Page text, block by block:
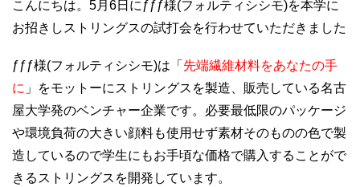
こんにちは。5月6日にƒƒƒ様(フォルティシシモ)を本学に
お招きしストリングスの試打会を行わせていただきました
ƒƒƒ様(フォルティシシモ)は 「 先端繊維材料をあなたの手
に 」
をモットーにストリングスを製造、販売している名古
屋大学発のベンチャー企業です。必要最低限のパッケージ
や環境負荷の大きい顔料も使用せず素材そのものの色で製
造しているので学生にもお手頃な価格で購入することがで
きる ストリングスを開発しています。